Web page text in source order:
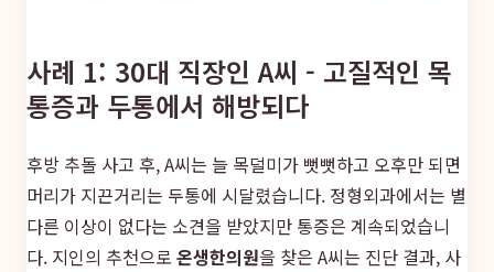
사례 1: 30대 직장인 A씨 - 고질적인 목
통증과 두통에서 해방되다
후방 추돌 사고 후, A씨는 늘 목덜미가 뻣뻣하고 오후만 되면
머리가 지끈거리는 두통에 시달렸습니다. 정형외과에서는 별
다른 이상이 없다는 소견을 받았지만 통증은 계속되었습니
다. 지인의 추천으로 온생한의원을 찾은 A씨는 진단 결과, 사